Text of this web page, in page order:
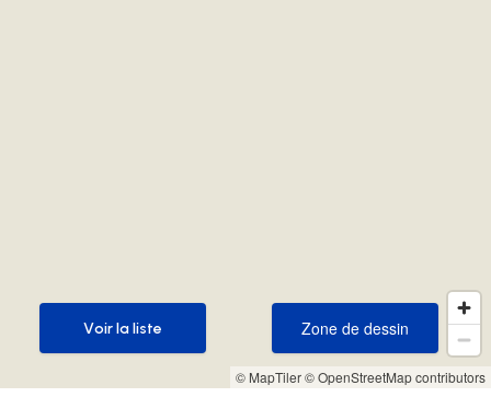
© MapTiler© OpenStreetMap contributors
Zone de dessin
Zone de dessin
Voir la liste
Voir la liste